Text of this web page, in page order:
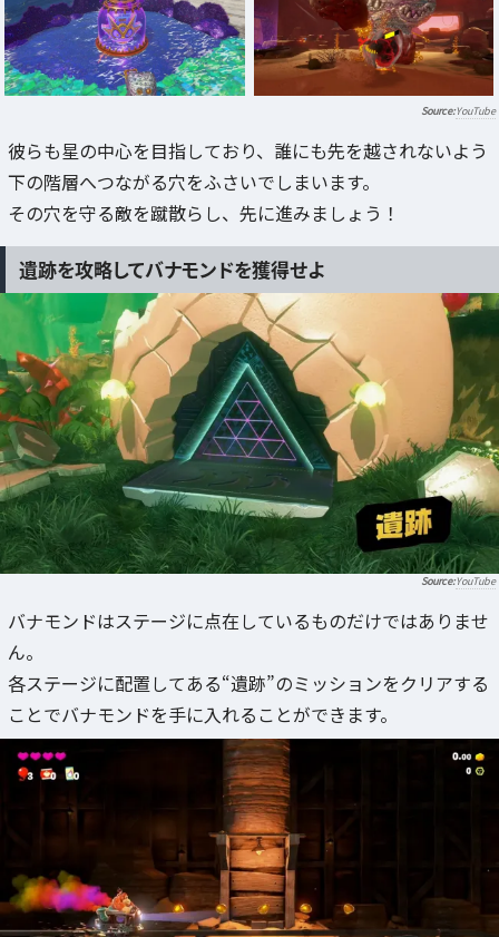
YouTube
彼らも星の中心を目指しており、誰にも先を越されないよう
下の階層へつながる穴をふさいでしまいます。
その穴を守る敵を蹴散らし、先に進みましょう！
遺跡を攻略してバナモンドを獲得せよ
YouTube
バナモンドはステージに点在しているものだけではありませ
ん。
各ステージに配置してある“遺跡”のミッションをクリアする
ことでバナモンドを手に入れることができます。